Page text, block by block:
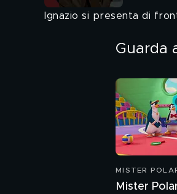
Ignazio si presenta di
Guarda
MISTER
Mister